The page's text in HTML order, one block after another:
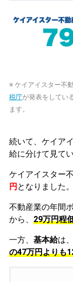
※ ケイアイスター不
税庁が発表をしてい
ます。
続いて、ケイア
給に分けて見て
ケイアイスター
円 となりました。
不動産業の年間
から、 29万円程
一方、 基本給は、
の47万円よりも